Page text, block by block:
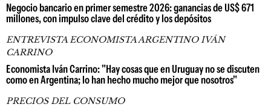
Negocio bancario en primer semestre 2026: ganancias de US$ 671
millones, con impulso clave del crédito y los depósitos
ENTREVISTA ECONOMISTA ARGENTINO IVÁN
CARRINO
Economista Iván Carrino: "Hay cosas que en Uruguay no se discuten
como en Argentina; lo han hecho mucho mejor que nosotros"
PRECIOS DEL CONSUMO